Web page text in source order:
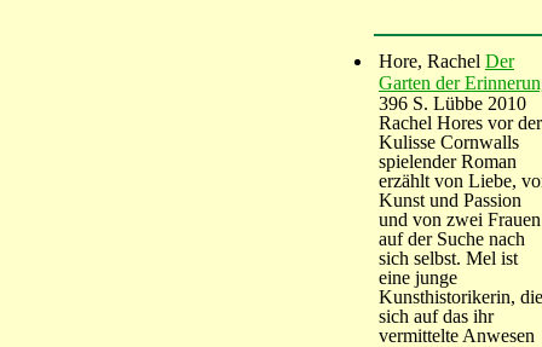
Hore, Rachel Der
Garten der
396 S. Lübbe 2010
Rachel Hores vor der
Kulisse Cornwalls
spielender Roman
erzählt von Liebe,
Kunst und Passion
und von zwei Frauen
auf der Suche nach
sich selbst. Mel ist
eine junge
Kunsthistorikerin, die
sich auf das ihr
vermittelte Anwesen